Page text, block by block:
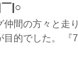
|○
間の方々と走
的でした。 『